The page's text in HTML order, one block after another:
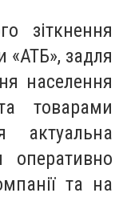
зіткнення
«АТБ», задля
населення
товарами
актуальна
оперативно
та на